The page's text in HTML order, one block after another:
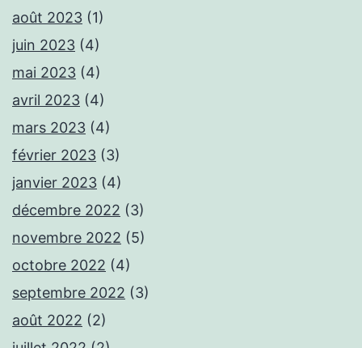
août 2023 (1)
juin 2023 (4)
mai 2023 (4)
avril 2023 (4)
mars 2023 (4)
février 2023 (3)
janvier 2023 (4)
décembre 2022 (3)
novembre 2022 (5)
octobre 2022 (4)
septembre 2022 (3)
août 2022 (2)